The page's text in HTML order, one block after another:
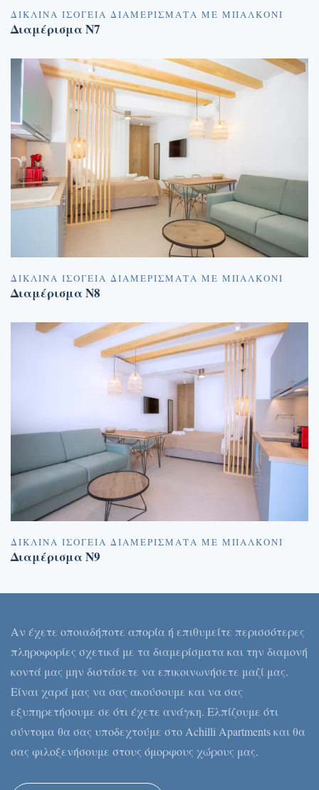
ΔΊΚΛΙΝΑ ΙΣΌΓΕΙΑ ΔΙΑΜΕΡΊΣΜΑΤΑ ΜΕ ΜΠΑΛΚΌΝΙ
Διαμέρισμα N7
ΔΊΚΛΙΝΑ ΙΣΌΓΕΙΑ ΔΙΑΜΕΡΊΣΜΑΤΑ ΜΕ ΜΠΑΛΚΌΝΙ
Διαμέρισμα N8
ΔΊΚΛΙΝΑ ΙΣΌΓΕΙΑ ΔΙΑΜΕΡΊΣΜΑΤΑ ΜΕ ΜΠΑΛΚΌΝΙ
Διαμέρισμα N9
Αν έχετε οποιαδήποτε απορία ή επιθυμείτε περισσότερες
πληροφορίες σχετικά με τα διαμερίσματα και την διαμονή
κοντά μας μην διστάσετε να επικοινωνήσετε μαζί μας.
Είναι χαρά μας να σας ακούσουμε και να σας
εξυπηρετήσουμε σε ότι έχετε ανάγκη. Ελπίζουμε ότι
σύντομα θα σας υποδεχτούμε στο Achilli Apartments και θα
σας φιλοξενήσουμε στους όμορφους χώρους μας.